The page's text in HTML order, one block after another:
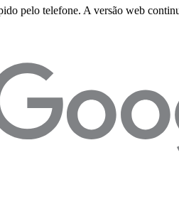
pelo telefone. A versão web